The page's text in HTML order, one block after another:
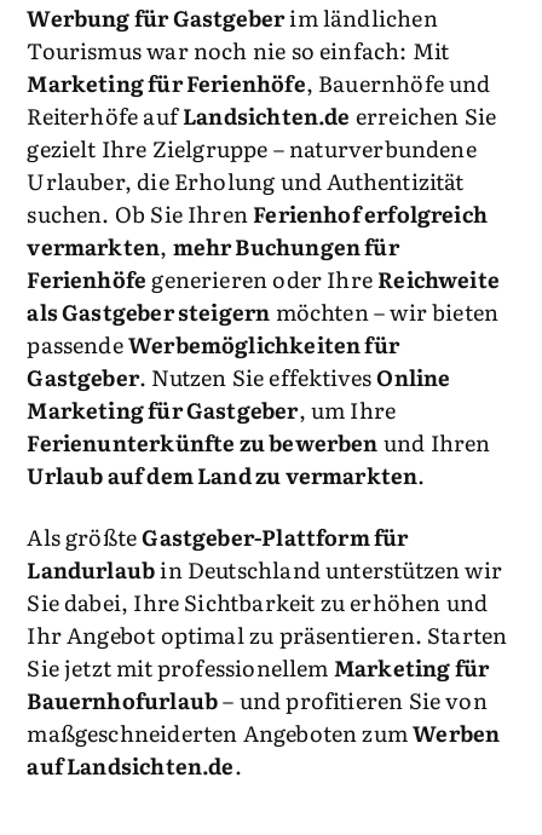
Werbung für Gastgeberim ländlichen
Tourismus war noch nie so einfach: Mit
Marketing für Ferienhöfe, Bauernhöfe und
Reiterhöfe aufLandsichten.de erreichen Sie
gezielt Ihre Zielgruppe – naturverbundene
Urlauber, die Erholung und Authentizität
suchen. Ob Sie IhrenFerienhof erfolgreich
vermarkten, mehr Buchungen für
Ferienhöfe generieren oder IhreReichweite
als Gastgeber steigernmöchten – wir bieten
passendeWerbemöglichkeiten für
Gastgeber. Nutzen Sie effektivesOnline
Marketing für Gastgeber, um Ihre
Ferienunterkünfte zu bewerbenund Ihren
Urlaub auf dem Land zu vermarkten.
Als größteGastgeber-Plattform für
Landurlaubin Deutschland unterstützen wir
Sie dabei, Ihre Sichtbarkeit zu erhöhen und
Ihr Angebot optimal zu präsentieren. Starten
Sie jetzt mit professionellemMarketing für
Bauernhofurlaub– und profitieren Sie von
maßgeschneiderten Angeboten zumWerben
auf Landsichten.de.